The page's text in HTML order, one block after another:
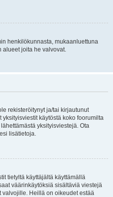
henkilökunnasta, mukaanluettuna
alueet joita he valvovat.
rekisteröitynyt ja/tai kirjautunut
käytöstä koko foorumilta
yksityisviestejä. Ota
lisätietoja.
tietyltä käyttäjältä käyttämällä
väärinkäytöksiä sisältäviä viestejä
valvojille. Heillä on oikeudet estää